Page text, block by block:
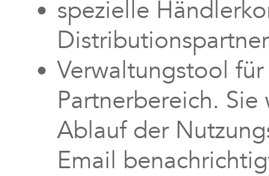
spezielle
Verwaltungstool
Partnerbereich.
Ablauf der
Email